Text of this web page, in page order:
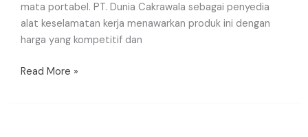
mata portabel. PT. Dunia Cakrawala sebagai penyedia
alat keselamatan kerja menawarkan produk ini dengan
harga yang kompetitif dan
Read More »